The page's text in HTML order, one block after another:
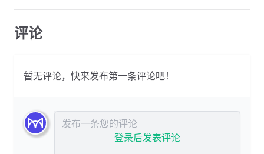
评论
暂无评论，快来发布第一条评论吧！
发布评论
登录后发表评论